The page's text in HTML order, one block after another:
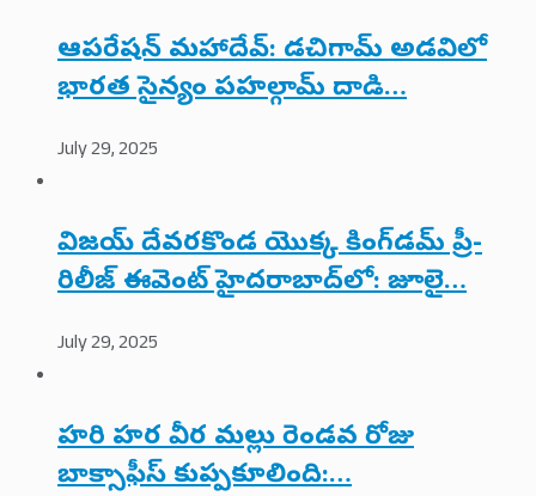
ఆపరేషన్ మహాదేవ్: డచిగామ్ అడవిలో
భారత సైన్యం పహల్గామ్ దాడి…
July 29, 2025
విజయ్ దేవరకొండ యొక్క కింగ్‌డమ్ ప్రీ-
రిలీజ్ ఈవెంట్ హైదరాబాద్‌లో: జూలై…
July 29, 2025
హరి హర వీర మల్లు రెండవ రోజు
బాక్సాఫీస్ కుప్పకూలింది:…